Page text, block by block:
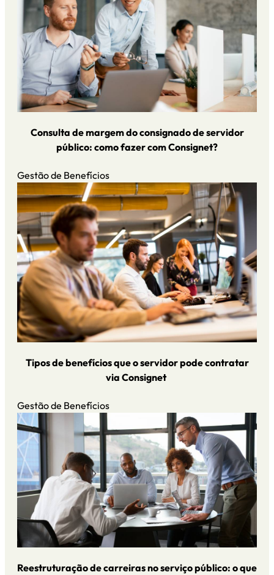
Consulta de margem do consignado de servidor
público: como fazer com Consignet?
Gestão de Benefícios
Tipos de benefícios que o servidor pode contratar
via Consignet
Gestão de Benefícios
Reestruturação de carreiras no serviço público: o que